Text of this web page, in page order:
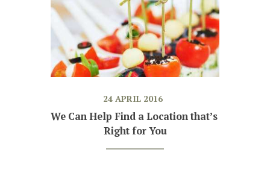
24 APRIL 2016
We Can Help Find a Location that’s
Right for You